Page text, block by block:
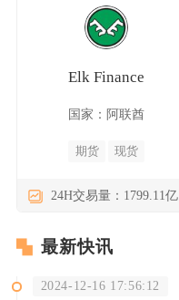
Elk Finance
国家：阿联酋
期货 现货
24H交易量：1799.11亿
最新快讯
2024-12-16 17:56:12